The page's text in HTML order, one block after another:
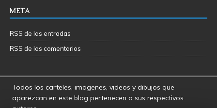
META
RSS de las entradas
RSS de los comentarios
Todos los carteles, imagenes, videos y dibujos que
aparezcan en este blog pertenecen a sus respectivos